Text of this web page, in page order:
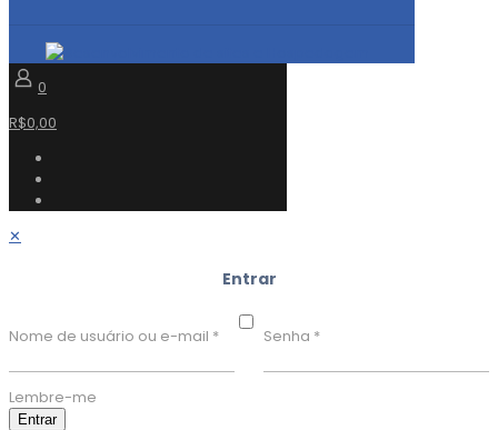
0
R$0,00
✕
Entrar
Nome de usuário ou e-mail * Senha *
Lembre-me
Entrar